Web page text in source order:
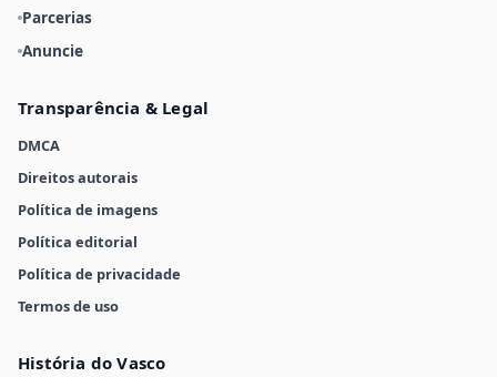
Parcerias
Anuncie
Transparência & Legal
DMCA
Direitos autorais
Política de imagens
Política editorial
Política de privacidade
Termos de uso
História do Vasco